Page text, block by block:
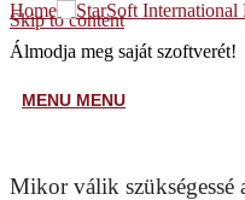
Skip to content
Home
Álmodja meg saját szoftverét!
MENU MENU
Mikor válik szükségessé